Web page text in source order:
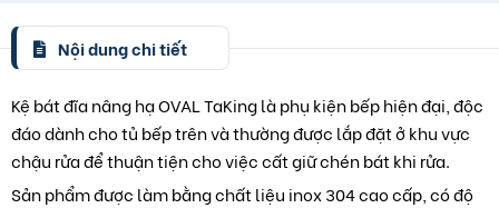
Nội dung chi tiết
Kệ bát đĩa nâng hạ OVAL TaKing là phụ kiện bếp hiện đại, độc
đáo dành cho tủ bếp trên và thường được lắp đặt ở khu vực
chậu rửa để thuận tiện cho việc cất giữ chén bát khi rửa.
Sản phẩm được làm bằng chất liệu inox 304 cao cấp, có độ